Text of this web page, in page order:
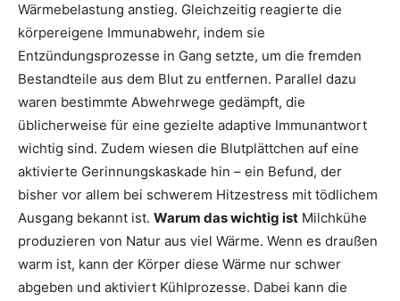
Wärmebelastung anstieg. Gleichzeitig reagierte die
körpereigene Immunabwehr, indem sie
Entzündungsprozesse in Gang setzte, um die fremden
Bestandteile aus dem Blut zu entfernen. Parallel dazu
waren bestimmte Abwehrwege gedämpft, die
üblicherweise für eine gezielte adaptive Immunantwort
wichtig sind. Zudem wiesen die Blutplättchen auf eine
aktivierte Gerinnungskaskade hin – ein Befund, der
bisher vor allem bei schwerem Hitzestress mit tödlichem
Ausgang bekannt ist. Warum das wichtig ist Milchkühe
produzieren von Natur aus viel Wärme. Wenn es draußen
warm ist, kann der Körper diese Wärme nur schwer
abgeben und aktiviert Kühlprozesse. Dabei kann die